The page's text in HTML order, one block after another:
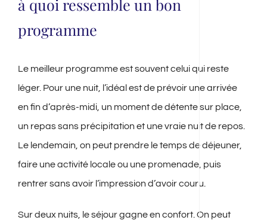
à quoi ressemble un bon
programme
Le meilleur programme est souvent celui qui reste
léger. Pour une nuit, l’idéal est de prévoir une arrivée
en fin d’après-midi, un moment de détente sur place,
un repas sans précipitation et une vraie nuit de repos.
Le lendemain, on peut prendre le temps de déjeuner,
faire une activité locale ou une promenade, puis
rentrer sans avoir l’impression d’avoir couru.
Sur deux nuits, le séjour gagne en confort. On peut